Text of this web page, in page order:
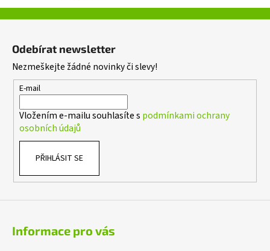
v
ý
s
Odebírat newsletter
Nezmeškejte žádné novinky či slevy!
E-mail
Vložením e-mailu souhlasíte s podmínkami ochrany
osobních údajů
PŘIHLÁSIT SE
Informace pro vás